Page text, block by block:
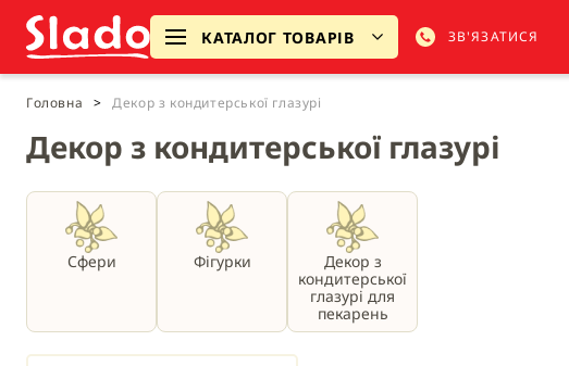
КАТАЛОГ ТОВАРІВ ЗВ'ЯЗАТИСЯ
Головна > Декор з кондитерської глазурі
Декор з кондитерської глазурі
Сфери Фігурки
Декор з
кондитерської
глазурі для
пекарень